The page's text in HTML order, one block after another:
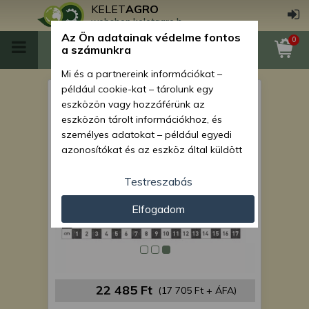
KELETAGRO
webshop.keletagro.hu
0
Force 915 gyújtáskapcsoló
22 485 Ft (17 705 Ft + ÁFA)
Az Ön adatainak védelme fontos
a számunkra
Mi és a partnereink információkat –
például cookie-kat – tárolunk egy
eszközön vagy hozzáférünk az
eszközön tárolt információkhoz, és
személyes adatokat – például egyedi
azonosítókat és az eszköz által küldött
személyre szabott hirdetések és
tartalom nyújtásához, hirdetés- és
tartalomméréshez, nézettségi adatok
gyűjtéséhez, valamint termékek
kifejlesztéséhez és a termékek
javításához. Az Ön engedélyével mi és a
módszerrel szerzett pontos geolokációs
Testreszabás
Elfogadom